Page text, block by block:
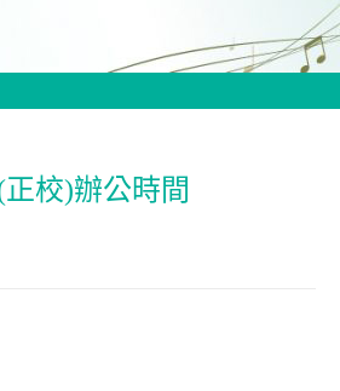
校)辦公時間